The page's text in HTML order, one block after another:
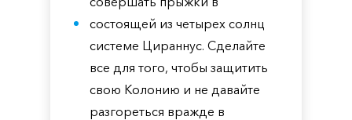
состоящей из четырех солнц
системе Цираннус. Сделайте
все для того, чтобы защитить
свою Колонию и не давайте
разгореться вражде в